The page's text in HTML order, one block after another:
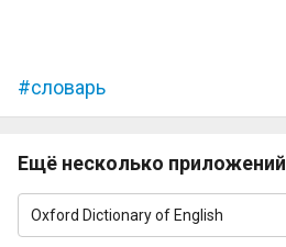
словарь
Ещё несколько приложений
Oxford Dictionary of English